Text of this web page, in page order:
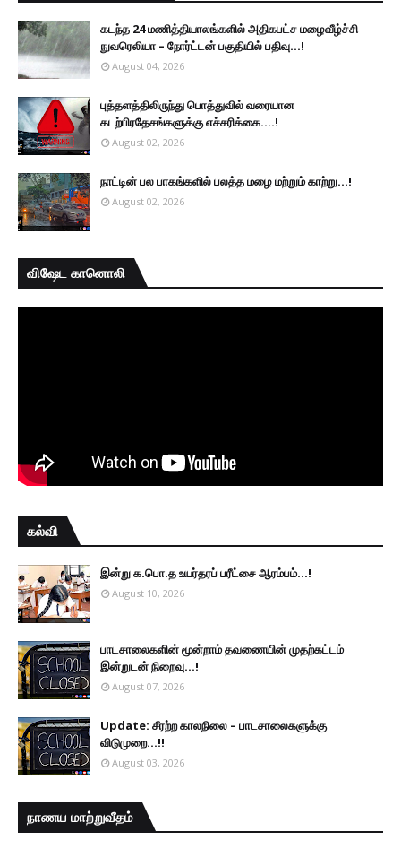
கடந்த 24 மணித்தியாலங்களில் அதிகபட்ச மழைவீழ்ச்சி
நுவரெலியா – நோர்ட்டன் பகுதியில் பதிவு...!
August 04, 2026
புத்தளத்திலிருந்து பொத்துவில் வரையான
கடற்பிரதேசங்களுக்கு எச்சரிக்கை....!
August 02, 2026
நாட்டின் பல பாகங்களில் பலத்த மழை மற்றும் காற்று...!
August 02, 2026
விஷேட கானொலி
கல்வி
இன்று க.பொ.த உயர்தரப் பரீட்சை ஆரம்பம்...!
August 10, 2026
பாடசாலைகளின் மூன்றாம் தவணையின் முதற்கட்டம்
இன்றுடன் நிறைவு...!
August 07, 2026
Update: சீரற்ற காலநிலை – பாடசாலைகளுக்கு
விடுமுறை...!!
August 03, 2026
நாணய மாற்றுவீதம்